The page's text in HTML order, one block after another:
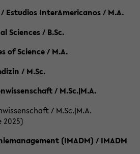
Estudios InterAmericanos / M.A.
Sciences / B.Sc.
of Science / M.A.
/ M.Sc.
/ M.Sc.|M.A.
/ M.Sc.|M.A.
2025)
(IMADM) / IMADM